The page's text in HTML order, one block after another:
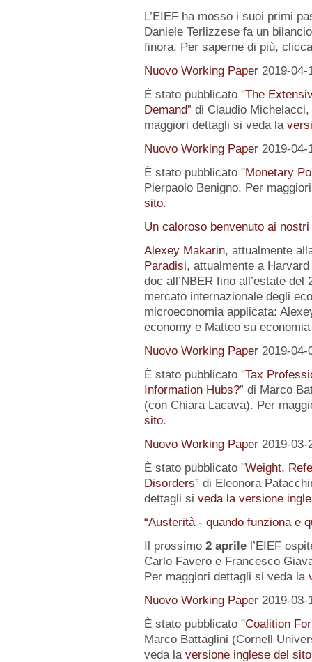
L’EIEF ha mosso i suoi primi
Daniele Terlizzese fa un
finora. Per saperne di più,
Nuovo Working Paper 2019-04-
È stato pubblicato "The
Demand” di Claudio
maggiori dettagli si veda la
Nuovo Working Paper 2019-04-
È stato pubblicato "Monetary
Pierpaolo Benigno. Per
sito.
Un caloroso benvenuto ai
Alexey Makarin, attualmente
Paradisi, attualmente a
doc all’NBER fino all’estate
mercato internazionale degli
microeconomia applicata:
economy e Matteo su
Nuovo Working Paper 2019-04-
È stato pubblicato "Tax
Information Hubs?” di Marco
(con Chiara Lacava). Per
sito.
Nuovo Working Paper 2019-03-
È stato pubblicato "Weight,
Disorders” di Eleonora
dettagli si veda la versione
“Austerità - quando funziona e
Il prossimo 2 aprilel’EIEF
Carlo Favero e Francesco
Per maggiori dettagli si veda la
Nuovo Working Paper 2019-03-
È stato pubblicato "Coalition
Marco Battaglini (Cornell
veda la versione inglese del sito